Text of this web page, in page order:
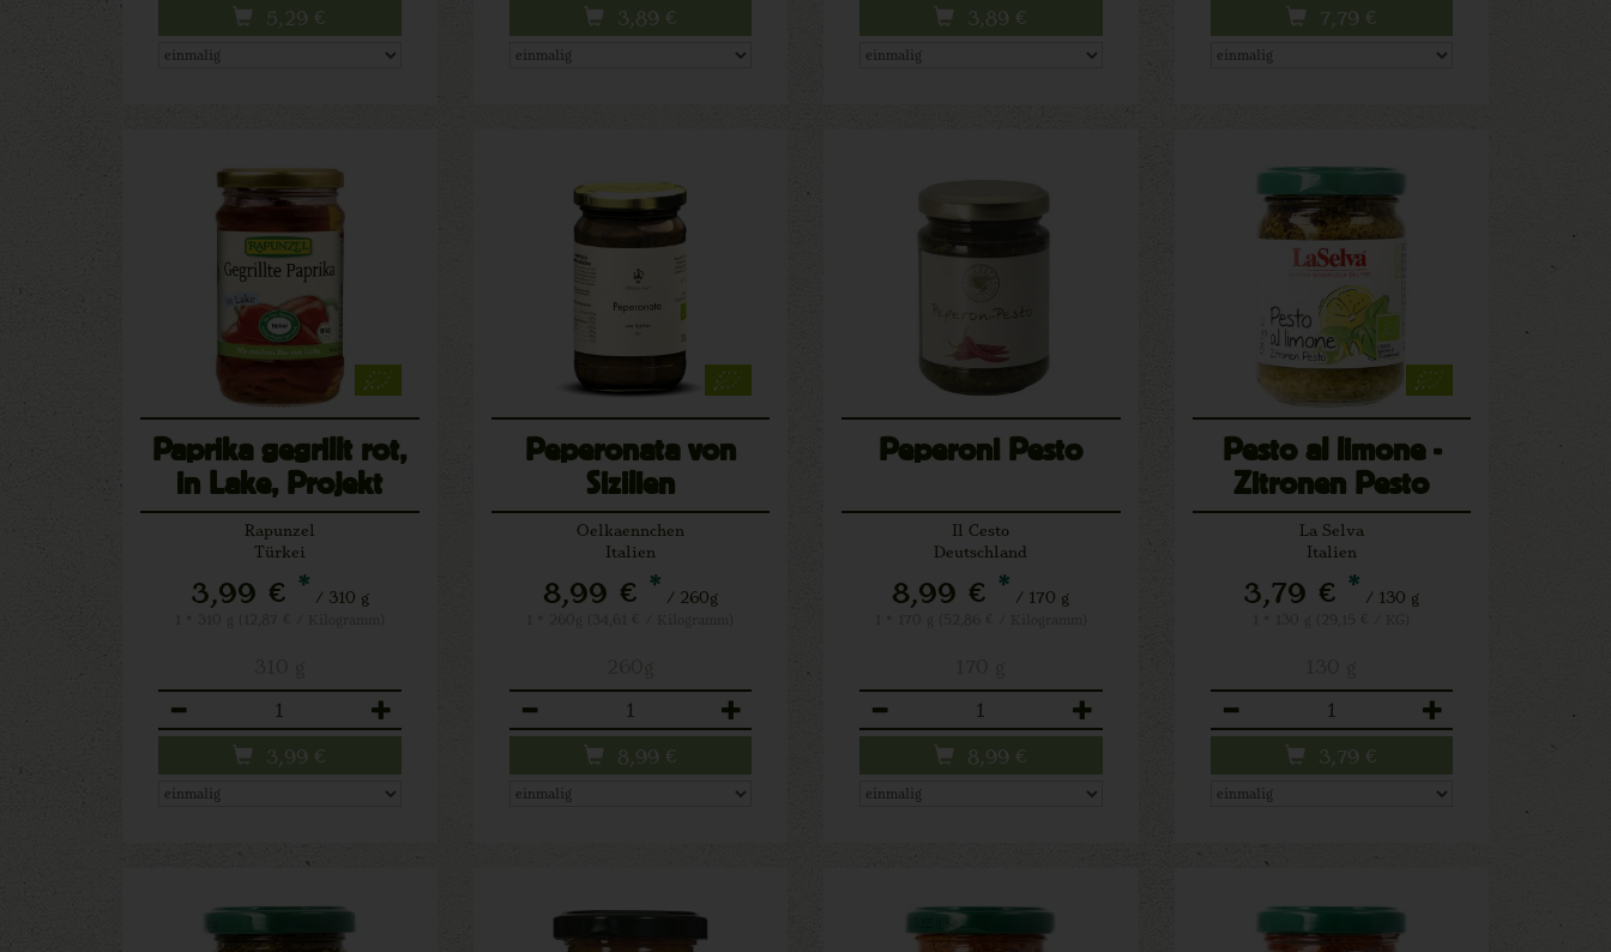
5,29 € 3,89 € 3,89 € 7,79 €
Paprika gegrillt rot,
in Lake, Projekt
Rapunzel
Türkei
3,99 € * / 310 g
Anzahl
3,99 €
Peperonata von
Sizilien
Oelkaennchen
Italien
8,99 € * / 260g
Anzahl
8,99 €
Peperoni Pesto
Il Cesto
Deutschland
8,99 € * / 170 g
Anzahl
8,99 €
Pesto al limone -
Zitronen Pesto
La Selva
Italien
3,79 € * / 130 g
Anzahl
3,79 €